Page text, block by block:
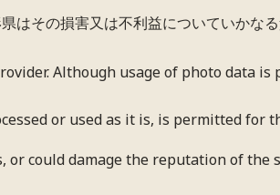
その損害又は不利益についていかなる
Although usage of photo data
or used as it is, is permitted for
could damage the reputation of